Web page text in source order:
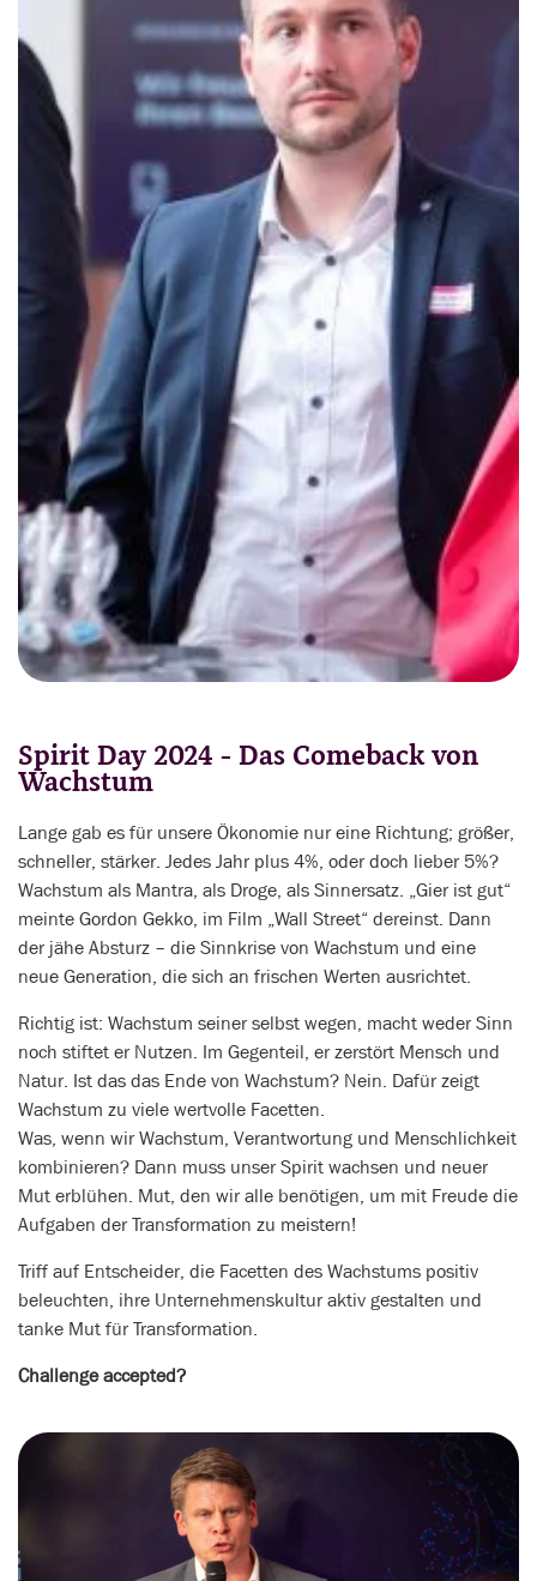
Spirit Day 2024 - Das Comeback von
Wachstum
Lange gab es für unsere Ökonomie nur eine Richtung; größer,
schneller, stärker. Jedes Jahr plus 4%, oder doch lieber 5%?
Wachstum als Mantra, als Droge, als Sinnersatz. „Gier ist gut“
meinte Gordon Gekko, im Film „Wall Street“ dereinst. Dann
der jähe Absturz – die Sinnkrise von Wachstum und eine
neue Generation, die sich an frischen Werten ausrichtet.
Richtig ist: Wachstum seiner selbst wegen, macht weder Sinn
noch stiftet er Nutzen. Im Gegenteil, er zerstört Mensch und
Natur. Ist das das Ende von Wachstum? Nein. Dafür zeigt
Wachstum zu viele wertvolle Facetten.
Was, wenn wir Wachstum, Verantwortung und Menschlichkeit
kombinieren? Dann muss unser Spirit wachsen und neuer
Mut erblühen. Mut, den wir alle benötigen, um mit Freude die
Aufgaben der Transformation zu meistern!
Triff auf Entscheider, die Facetten des Wachstums positiv
beleuchten, ihre Unternehmenskultur aktiv gestalten und
tanke Mut für Transformation.
Challenge accepted?